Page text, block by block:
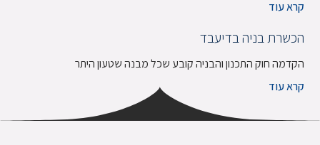
קרא עוד
הכשרת בניה בדיעבד
הקדמה חוק התכנון והבניה קובע שכל מבנה שטעון היתר
קרא עוד